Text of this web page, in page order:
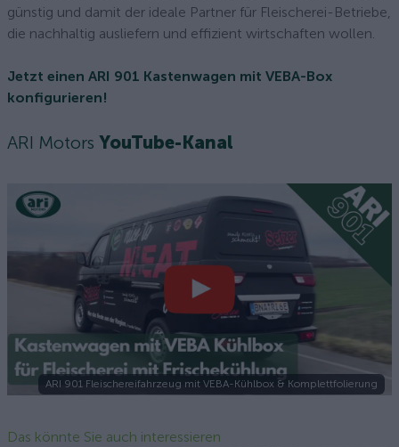
günstig und damit der ideale Partner für Fleischerei-Betriebe,
die nachhaltig ausliefern und effizient wirtschaften wollen.
Jetzt einen ARI 901 Kastenwagen mit VEBA-Box
konfigurieren!
ARI Motors YouTube-Kanal
ARI 901 Fleischereifahrzeug mit VEBA-Kühlbox & Komplettfolierung
Das könnte Sie auch interessieren